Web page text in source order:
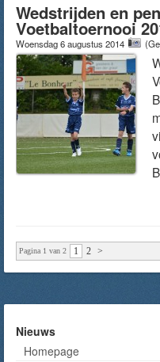
Wedstrijden en
Voetbaltoernooi
Woensdag 6 augustus 2014
Pagina 1 van 2 1 2 >
Nieuws
Homepage